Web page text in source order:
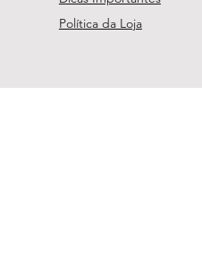
Política da Loja